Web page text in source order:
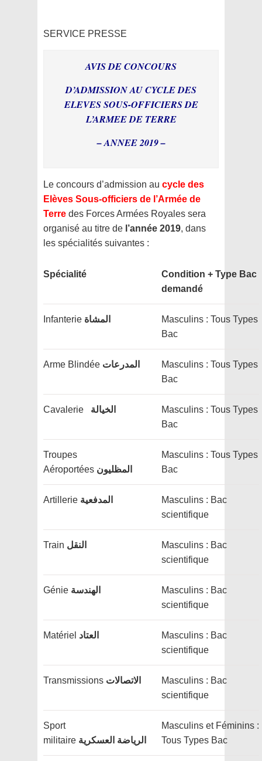
SERVICE PRESSE
AVIS DE CONCOURS
D’ADMISSION AU CYCLE DES
ELEVES SOUS-OFFICIERS DE
L’ARMEE DE TERRE
– ANNEE 2019 –
Le concours d’admission au cycle des
Elèves Sous-officiers de l’Armée de
Terre des Forces Armées Royales sera
organisé au titre de l’année 2019, dans
les spécialités suivantes :
Spécialité
Condition + Type Bac
demandé
Infanterie المشاة
Masculins : Tous Types
Bac
Arme Blindée المدرعات
Masculins : Tous Types
Bac
Cavalerie الخيالة
Masculins : Tous Types
Bac
Troupes
Aéroportées المظليون
Masculins : Tous Types
Bac
Artillerie المدفعية
Masculins : Bac
scientifique
Train النقل
Masculins : Bac
scientifique
Génie الهندسة
Masculins : Bac
scientifique
Matériel العتاد
Masculins : Bac
scientifique
Transmissions الاتصالات
Masculins : Bac
scientifique
Sport
militaire
الرياضة العسكرية
Masculins et Féminins :
Tous Types Bac